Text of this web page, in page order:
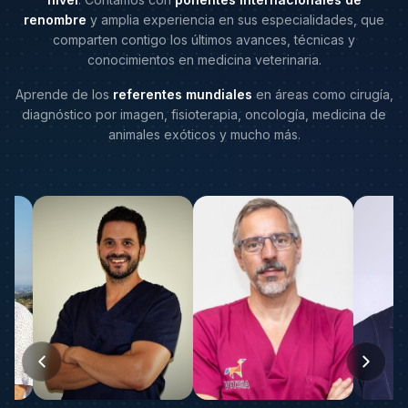
renombre y amplia experiencia en sus especialidades, que
comparten contigo los últimos avances, técnicas y
conocimientos en medicina veterinaria.
Aprende de los referentes mundiales en áreas como cirugía,
diagnóstico por imagen, fisioterapia, oncología, medicina de
animales exóticos y mucho más.